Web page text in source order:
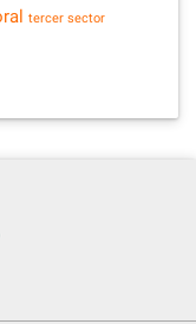
tercer sector